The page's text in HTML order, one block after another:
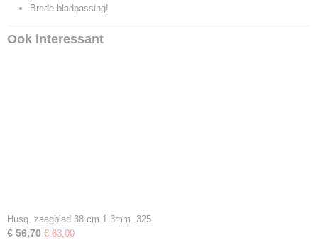
Brede bladpassing!
Ook interessant
Husq. zaagblad 38 cm 1.3mm .325
€ 56,70 € 63,00